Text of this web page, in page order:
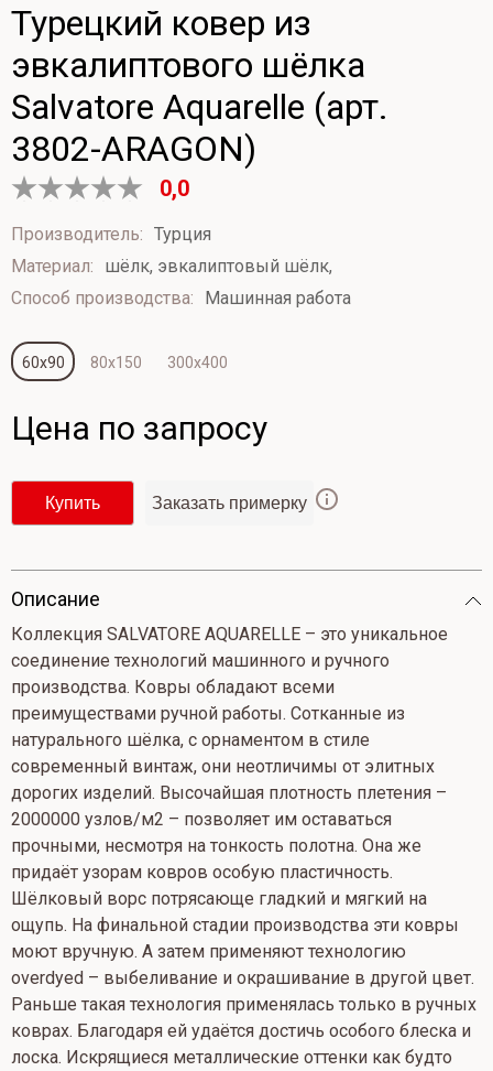
Турецкий ковер из
эвкалиптового шёлка
Salvatore Aquarelle (арт.
3802-ARAGON)
0,0
Оценка
0
5
Производитель: Турция
Материал:
шёлк, эвкалиптовый шёлк,
Способ производства:
Машинная работа
60х90 80х150 300х400
Цена по запросу
Купить Заказать примерку
Опиcание
Коллекция SALVATORE AQUARELLE – это уникальное
соединение технологий машинного и ручного
производства. Ковры обладают всеми
преимуществами ручной работы. Сотканные из
натурального шёлка, с орнаментом в стиле
современный винтаж, они неотличимы от элитных
дорогих изделий. Высочайшая плотность плетения –
2000000 узлов/м2 – позволяет им оставаться
прочными, несмотря на тонкость полотна. Она же
придаёт узорам ковров особую пластичность.
Шёлковый ворс потрясающе гладкий и мягкий на
ощупь. На финальной стадии производства эти ковры
моют вручную. А затем применяют технологию
overdyed – выбеливание и окрашивание в другой цвет.
Раньше такая технология применялась только в ручных
коврах. Благодаря ей удаётся достичь особого блеска и
лоска. Искрящиеся металлические оттенки как будто